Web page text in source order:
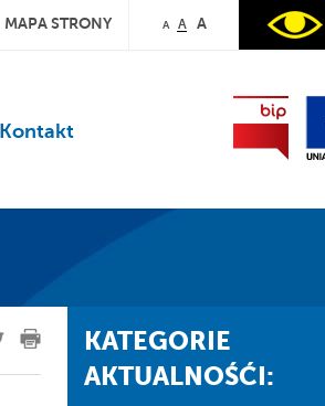
MAPA STRONY A A A
Kontakt
KATEGORIE
AKTUALNOŚĆI: